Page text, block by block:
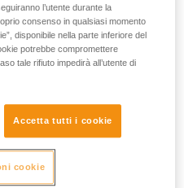
l’utente durante la
consenso in qualsiasi momento
disponibile nella parte inferiore del
potrebbe compromettere
tale rifiuto impedirà all’utente di
Accetta tutti i cookie
cookie